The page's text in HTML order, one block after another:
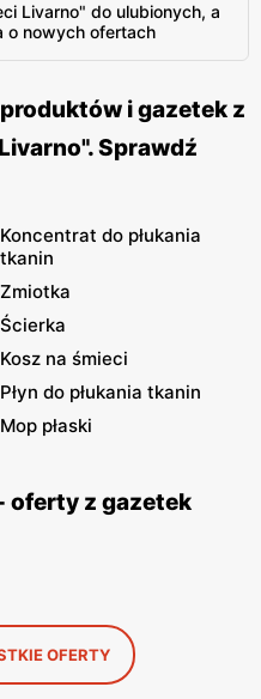
Livarno" do ulubionych, a
o nowych ofertach
i gazetek z
Sprawdź
Koncentrat do płukania
tkanin
Zmiotka
Ścierka
Kosz na śmieci
Płyn do płukania tkanin
Mop płaski
oferty z gazetek
OFERTY